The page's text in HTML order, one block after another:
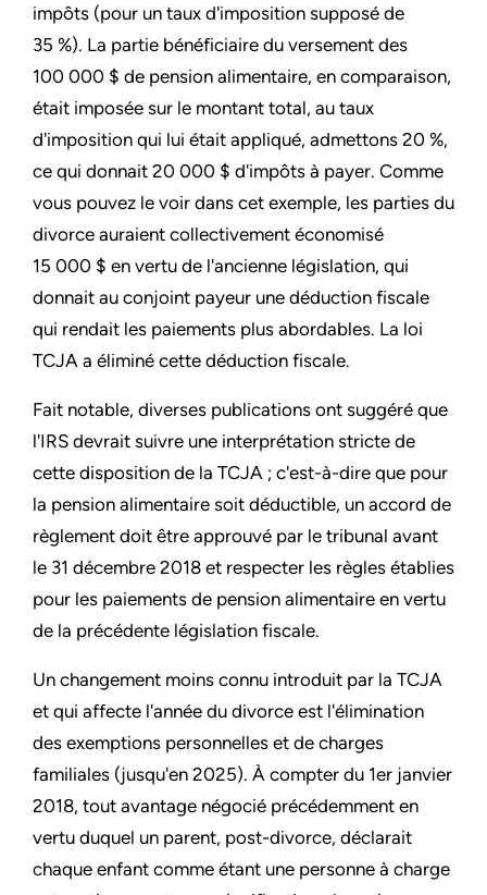
impôts (pour un taux d'imposition supposé de
35 %). La partie bénéficiaire du versement des
100 000 $ de pension alimentaire, en comparaison,
était imposée sur le montant total, au taux
d'imposition qui lui était appliqué, admettons 20 %,
ce qui donnait 20 000 $ d'impôts à payer. Comme
vous pouvez le voir dans cet exemple, les parties du
divorce auraient collectivement économisé
15 000 $ en vertu de l'ancienne législation, qui
donnait au conjoint payeur une déduction fiscale
qui rendait les paiements plus abordables. La loi
TCJA a éliminé cette déduction fiscale.
Fait notable, diverses publications ont suggéré que
l'IRS devrait suivre une interprétation stricte de
cette disposition de la TCJA ; c'est-à-dire que pour
la pension alimentaire soit déductible, un accord de
règlement doit être approuvé par le tribunal avant
le 31 décembre 2018 et respecter les règles établies
pour les paiements de pension alimentaire en vertu
de la précédente législation fiscale.
Un changement moins connu introduit par la TCJA
et qui affecte l'année du divorce est l'élimination
des exemptions personnelles et de charges
familiales (jusqu'en 2025). À compter du 1er janvier
2018, tout avantage négocié précédemment en
vertu duquel un parent, post-divorce, déclarait
chaque enfant comme étant une personne à charge